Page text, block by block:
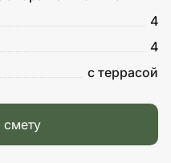
4
4
с террасой
смету